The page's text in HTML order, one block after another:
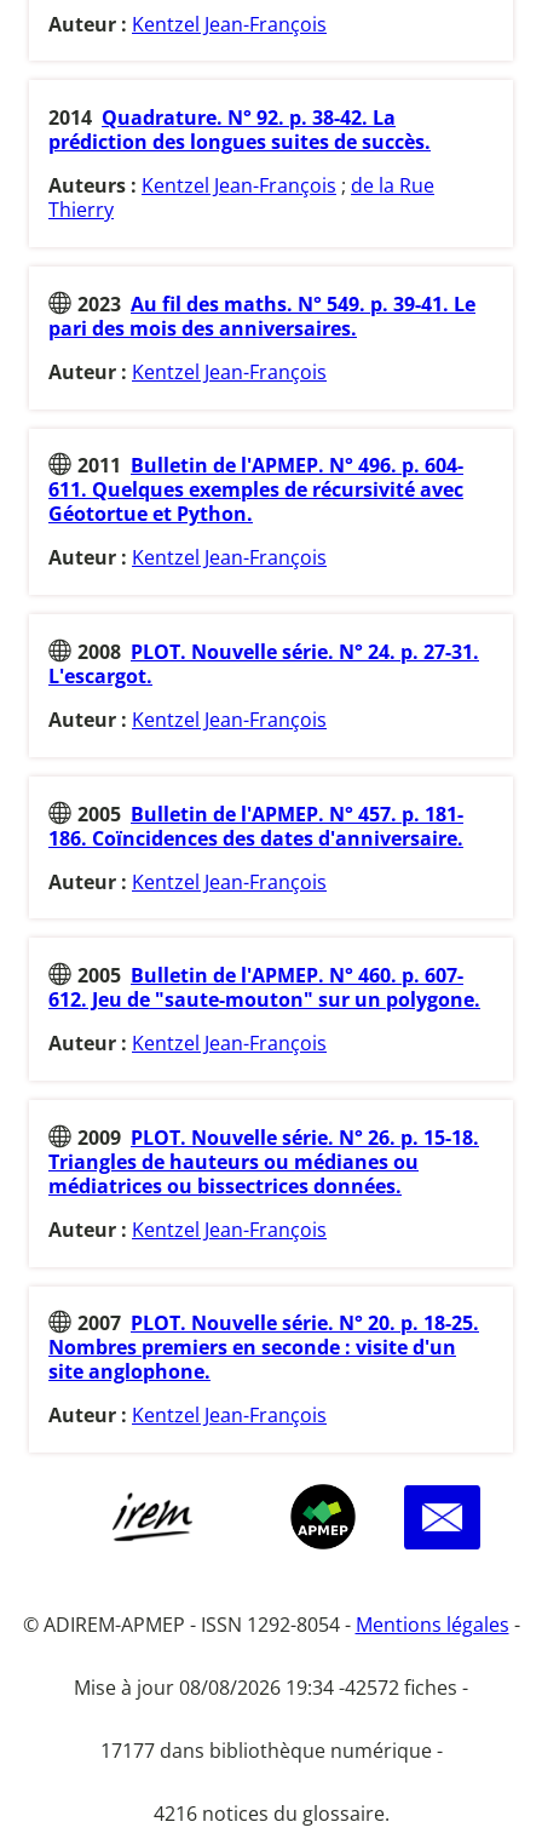
Auteur : Kentzel Jean-François
2014 Quadrature. N° 92. p. 38-42. La
prédiction des longues suites de succès.
Auteurs : Kentzel Jean-François ; de la Rue
Thierry
2023 Au fil des maths. N° 549. p. 39-41. Le
pari des mois des anniversaires.
Auteur : Kentzel Jean-François
2011 Bulletin de l'APMEP. N° 496. p. 604-
611. Quelques exemples de récursivité avec
Géotortue et Python.
Auteur : Kentzel Jean-François
2008 PLOT. Nouvelle série. N° 24. p. 27-31.
L'escargot.
Auteur : Kentzel Jean-François
2005 Bulletin de l'APMEP. N° 457. p. 181-
186. Coïncidences des dates d'anniversaire.
Auteur : Kentzel Jean-François
2005 Bulletin de l'APMEP. N° 460. p. 607-
612. Jeu de "saute-mouton" sur un polygone.
Auteur : Kentzel Jean-François
2009 PLOT. Nouvelle série. N° 26. p. 15-18.
Triangles de hauteurs ou médianes ou
médiatrices ou bissectrices données.
Auteur : Kentzel Jean-François
2007 PLOT. Nouvelle série. N° 20. p. 18-25.
Nombres premiers en seconde : visite d'un
site anglophone.
Auteur : Kentzel Jean-François
© ADIREM-APMEP - ISSN 1292-8054 - Mentions légales -
Mise à jour 08/08/2026 19:34 -42572 fiches -
17177 dans bibliothèque numérique -
4216 notices du glossaire.